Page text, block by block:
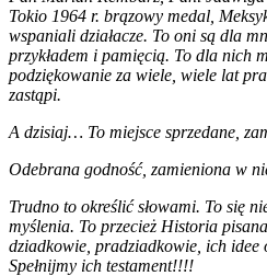
Tokio 1964 r. brązowy medal,
wspaniali działacze. To oni są dla
przykładem i pamięcią. To dla nich
podziękowanie za wiele, wiele lat
zastąpi.
A dzisiaj… To miejsce sprzedane,
Odebrana godność, zamieniona w
Trudno to określić słowami. To się
myślenia. To przecież Historia
dziadkowie, pradziadkowie, ich
Spełnijmy ich testament!!!!